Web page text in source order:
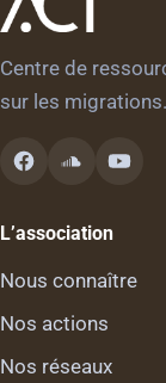
Centre de
sur les
L’association
Nous connaître
Nos actions
Nos réseaux